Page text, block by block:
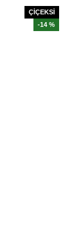
ÇİÇEKSİ
-14 %